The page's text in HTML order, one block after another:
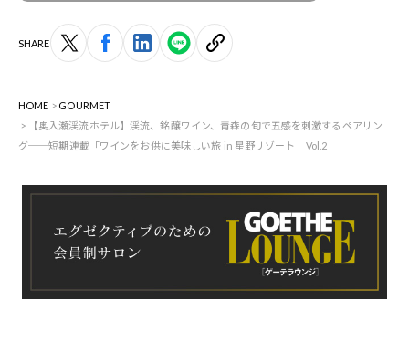
SHARE
HOME
GOURMET
【奥入瀬渓流ホテル】渓流、銘醸ワイン、青森の旬で五感を刺激するペアリン
グ──短期連載「ワインをお供に美味しい旅 in 星野リゾート」Vol.2